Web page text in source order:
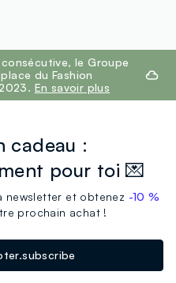
le Groupe
du Fashion
En savoir plus
cadeau :
pour toi 💌
newsletter et obtenez -10 %
prochain achat !